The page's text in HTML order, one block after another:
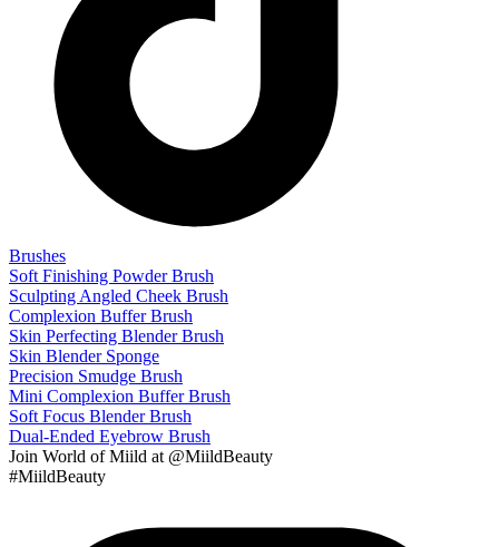
Brushes
Soft Finishing Powder Brush
Sculpting Angled Cheek Brush
Complexion Buffer Brush
Skin Perfecting Blender Brush
Skin Blender Sponge
Precision Smudge Brush
Mini Complexion Buffer Brush
Soft Focus Blender Brush
Dual-Ended Eyebrow Brush
Join World of Miild at @MiildBeauty
#MiildBeauty